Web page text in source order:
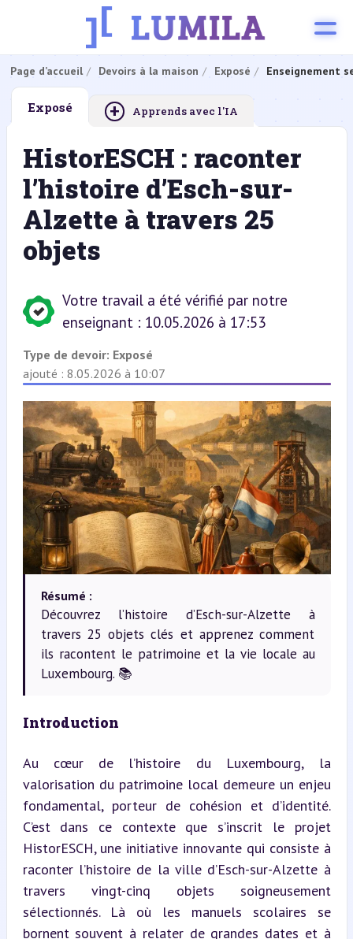
Page d’accueil Devoirs à la maison Exposé Enseignement
Exposé + Apprends avec l'IA
HistorESCH : raconter
l’histoire d’Esch-sur-
Alzette à travers 25
objets
Votre travail a été vérifié par notre
enseignant : 10.05.2026 à 17:53
Type de devoir: Exposé
ajouté : 8.05.2026 à 10:07
Résumé :
Découvrez l’histoire d’Esch-sur-Alzette à
travers 25 objets clés et apprenez comment
ils racontent le patrimoine et la vie locale au
Luxembourg. 📚
Introduction
Au cœur de l’histoire du Luxembourg, la
valorisation du patrimoine local demeure un enjeu
fondamental, porteur de cohésion et d’identité.
C’est dans ce contexte que s’inscrit le projet
HistorESCH, une initiative innovante qui consiste à
raconter l’histoire de la ville d’Esch-sur-Alzette à
travers vingt-cinq objets soigneusement
sélectionnés. Là où les manuels scolaires se
bornent souvent à relater de grandes dates et à